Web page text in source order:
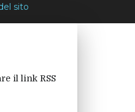
sito
il link RSS